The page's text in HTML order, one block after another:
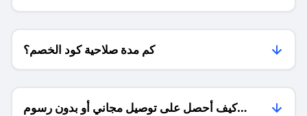
للمتاجر؟
كم مدة صلاحية كود الخصم؟
كيف أحصل على توصيل مجاني أو بدون رسوم